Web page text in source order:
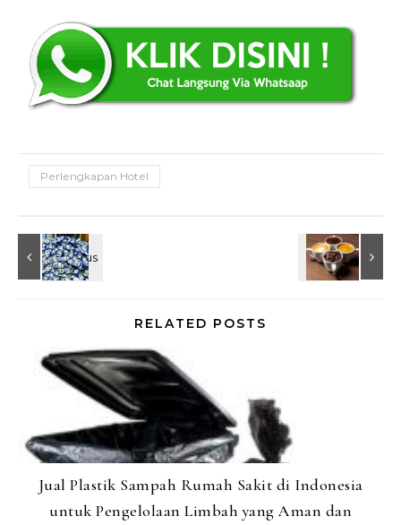
Perlengkapan Hotel
RELATED POSTS
Jual Plastik Sampah Rumah Sakit di Indonesia
untuk Pengelolaan Limbah yang Aman dan